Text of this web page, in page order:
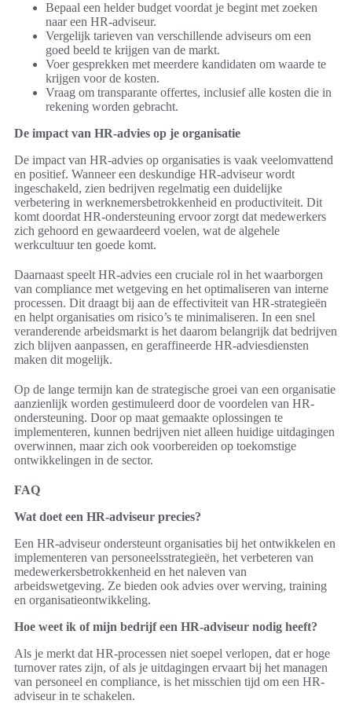
Bepaal een helder budget voordat je begint met zoeken
naar een HR-adviseur.
Vergelijk tarieven van verschillende adviseurs om een
goed beeld te krijgen van de markt.
Voer gesprekken met meerdere kandidaten om waarde te
krijgen voor de kosten.
Vraag om transparante offertes, inclusief alle kosten die in
rekening worden gebracht.
De impact van HR-advies op je organisatie
De impact van HR-advies op organisaties is vaak veelomvattend
en positief. Wanneer een deskundige HR-adviseur wordt
ingeschakeld, zien bedrijven regelmatig een duidelijke
verbetering in werknemersbetrokkenheid en productiviteit. Dit
komt doordat HR-ondersteuning ervoor zorgt dat medewerkers
zich gehoord en gewaardeerd voelen, wat de algehele
werkcultuur ten goede komt.
Daarnaast speelt HR-advies een cruciale rol in het waarborgen
van compliance met wetgeving en het optimaliseren van interne
processen. Dit draagt bij aan de effectiviteit van HR-strategieën
en helpt organisaties om risico’s te minimaliseren. In een snel
veranderende arbeidsmarkt is het daarom belangrijk dat bedrijven
zich blijven aanpassen, en geraffineerde HR-adviesdiensten
maken dit mogelijk.
Op de lange termijn kan de strategische groei van een organisatie
aanzienlijk worden gestimuleerd door de voordelen van HR-
ondersteuning. Door op maat gemaakte oplossingen te
implementeren, kunnen bedrijven niet alleen huidige uitdagingen
overwinnen, maar zich ook voorbereiden op toekomstige
ontwikkelingen in de sector.
FAQ
Wat doet een HR-adviseur precies?
Een HR-adviseur ondersteunt organisaties bij het ontwikkelen en
implementeren van personeelsstrategieën, het verbeteren van
medewerkersbetrokkenheid en het naleven van
arbeidswetgeving. Ze bieden ook advies over werving, training
en organisatieontwikkeling.
Hoe weet ik of mijn bedrijf een HR-adviseur nodig heeft?
Als je merkt dat HR-processen niet soepel verlopen, dat er hoge
turnover rates zijn, of als je uitdagingen ervaart bij het managen
van personeel en compliance, is het misschien tijd om een HR-
adviseur in te schakelen.